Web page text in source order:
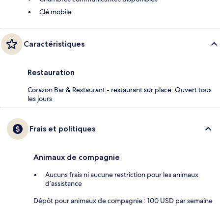
Clé mobile
Caractéristiques
Restauration
Corazon Bar & Restaurant - restaurant sur place. Ouvert tous
les jours
Frais et politiques
Animaux de compagnie
Aucuns frais ni aucune restriction pour les animaux
d’assistance
Dépôt pour animaux de compagnie : 100 USD par semaine